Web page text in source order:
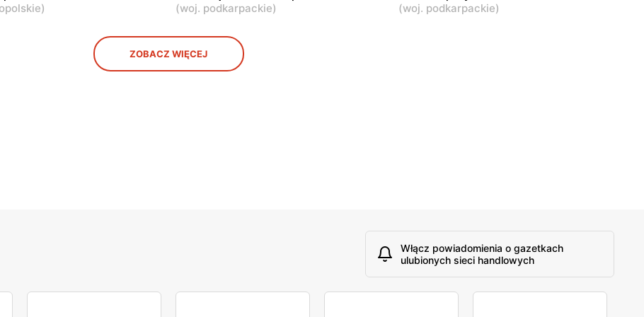
)
(woj. podkarpackie)
(woj. podkarpackie)
ZOBACZ WIĘCEJ
Włącz powiadomienia o gazetkach
ulubionych sieci handlowych